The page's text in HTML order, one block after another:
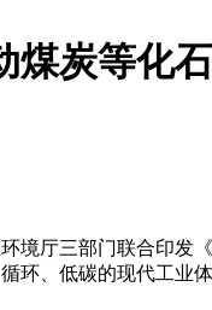
炭等化
境厅三部门联合印
、低碳的现代工